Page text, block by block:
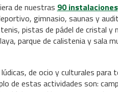
de nuestras 90 instalaciones
gimnasio, saunas y
pistas de pádel de cristal y
parque de calistenia y sala
de ocio y culturales para
de estas actividades son: